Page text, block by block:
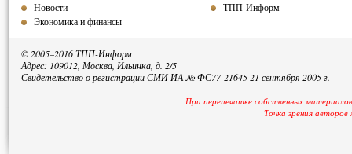
Новости
Экономика и финансы
ТПП-Информ
© 2005–2016 ТПП-Информ
Адрес: 109012, Москва, Ильинка, д. 2/5
Свидетельство о регистрации СМИ ИА № ФС77-21645 21 сентября 2005 г.
При перепечатке собственных
Точка зрения